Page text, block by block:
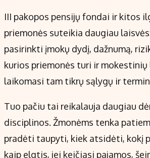
III pakopos pensijų fondai ir kitos
priemonės suteikia daugiau
pasirinkti įmokų dydį, dažnumą,
kurios priemonės turi ir mokestinių
laikomasi tam tikrų sąlygų ir
Tuo pačiu tai reikalauja daugiau
disciplinos. Žmonėms tenka
pradėti taupyti, kiek atsidėti, kokį
kaip elgtis, jei keičiasi pajamos,